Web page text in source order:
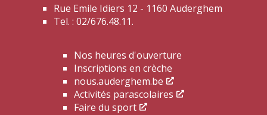
Rue Emile Idiers 12 - 1160 Auderghem
Tel. : 02/676.48.11.
Nos heures d'ouverture
Inscriptions en crèche
nous.auderghem.be
Activités parascolaires
Faire du sport